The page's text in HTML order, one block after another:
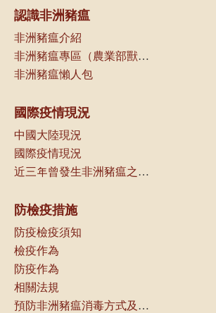
認識非洲豬瘟
非洲豬瘟介紹
非洲豬瘟專區（農業部獸醫研究所）
非洲豬瘟懶人包
國際疫情現況
中國大陸現況
國際疫情現況
近三年曾發生非洲豬瘟之國家（地區）一覽
防檢疫措施
防疫檢疫須知
檢疫作為
防疫作為
相關法規
預防非洲豬瘟消毒方式及可選用消毒劑種類